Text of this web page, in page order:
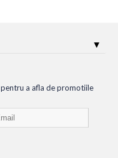
pentru a afla de promotiile